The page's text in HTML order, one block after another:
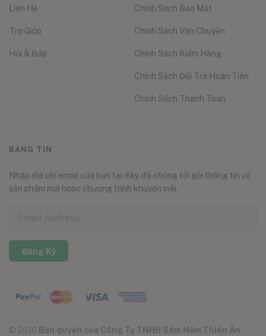
Liên Hệ
Trợ Giúp
Hỏi & Đáp
Chính Sách Bảo Mật
Chính Sách Vận Chuyển
Chính Sách Kiểm Hàng
Chính Sách Đổi Trả Hoàn Tiền
Chính Sách Thanh Toán
BẢNG TIN
Nhập địa chỉ email của bạn tại đây, để chúng tôi gởi thông tin về
sản phẩm mới hoặc chương trình khuyến mãi.
Đăng Ký
© 2016 Bản quyền của Công Ty TNHH Sâm Nấm Thiên Ân